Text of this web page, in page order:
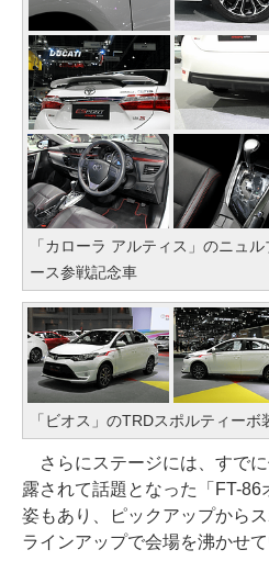
「カローラ アルティス」のニュ
ース参戦記念車
「ビオス」のTRDスポルティーボ
さらにステージには、すで
露されて話題となった「FT-
姿もあり、ピックアップから
ラインアップで会場を沸かせて